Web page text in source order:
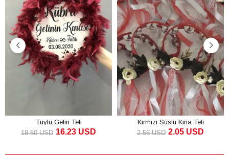
Tüylü Gelin Tefi
16.23 USD
18.80 USD
Kırmızı Süslü Kına Tefi
2.05 USD
2.56 USD